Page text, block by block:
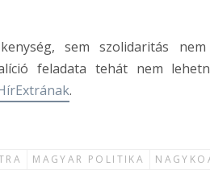
sem szolidaritás
feladata tehát nem
.
MAGYAR POLITIKA